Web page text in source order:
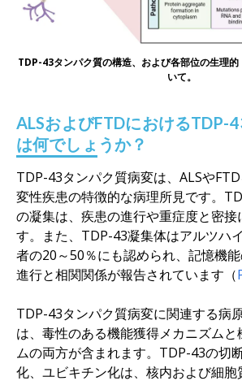
TDP-43タンパク質の構造、および各部位の生理
いて。
ALSおよびFTDにおけるTDP-
は何でしょうか？
TDP-43タンパク質病変は、ALSや
変性疾患の特徴的な病理所見です。
の凝集は、疾患の進行や重症度と密接
す。また、TDP-43凝集体はアルツハ
者の20～50％にも認められ、記憶機
進行と相関関係が報告されています（
TDP-43タンパク質病変に関連する病
は、毒性のある機能獲得メカニズム
ムの両方が含まれます。TDP-43の切
化、ユビキチン化は、核内および細胞